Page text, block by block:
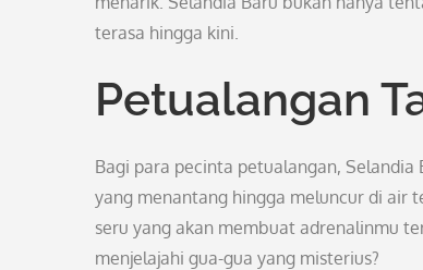
terasa hingga kini.
Petualangan
Bagi para pecinta petualangan,
yang menantang hingga meluncur di air
seru yang akan membuat adrenalinmu
menjelajahi gua-gua yang misterius?